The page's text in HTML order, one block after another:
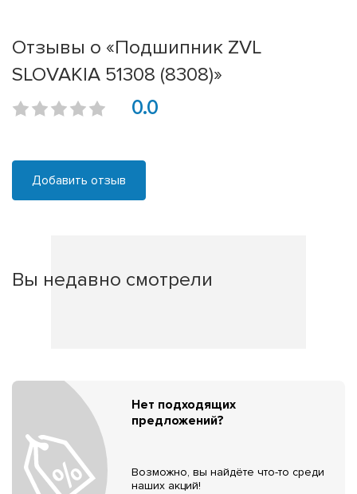
Отзывы о «Подшипник ZVL
SLOVAKIA 51308 (8308)»
0.0
Добавить отзыв
Вы недавно смотрели
Нет подходящих
предложений?
Возможно, вы найдёте что-то среди
наших акций!